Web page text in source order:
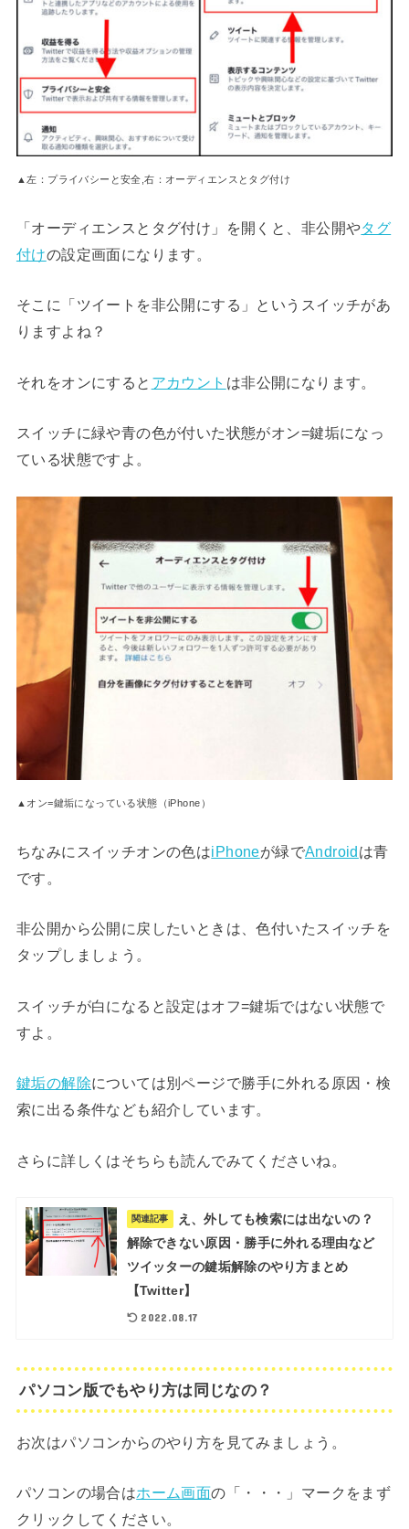
▲左：プライバシーと安全,右：オーディエンスとタグ付け
「オーディエンスとタグ付け」を開くと、非公開やタグ
付けの設定画面になります。
そこに「ツイートを非公開にする」というスイッチがあ
りますよね？
それをオンにすると アカウント は非公開になります。
スイッチに緑や青の色が付いた状態がオン=鍵垢になっ
ている状態ですよ。
▲オン=鍵垢になっている状態（iPhone）
ちなみにスイッチオンの色はiPhoneが緑でAndroidは青
です。
非公開から公開に戻したいときは、色付いたスイッチを
タップしましょう。
スイッチが白になると設定はオフ=鍵垢ではない状態で
すよ。
鍵垢の解除については別ページで勝手に外れる原因・検
索に出る条件なども紹介しています。
さらに詳しくはそちらも読んでみてくださいね。
関連記事
え、外しても検索には出ないの？
解除できない原因・勝手に外れる理由など
ツイッターの鍵垢解除のやり方まとめ
【Twitter】
2022.08.17
パソコン版でもやり方は同じなの？
お次はパソコンからのやり方を見てみましょう。
パソコンの場合はホーム画面の「・・・」マークをまず
クリックしてください。